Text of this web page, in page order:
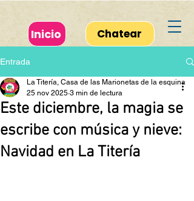
Inicio Chatear
Entrada
Este diciembre, la magia se
escribe con música y nieve:
Navidad en La Titería
La Titería, Casa de las Marionetas de la esquina
25 nov 2025 3 min de lectura